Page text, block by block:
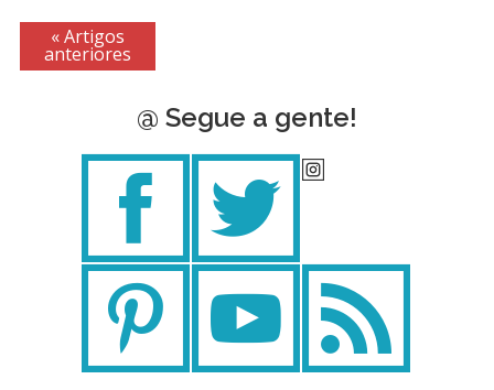
« Artigos
anteriores
@ Segue a gente!